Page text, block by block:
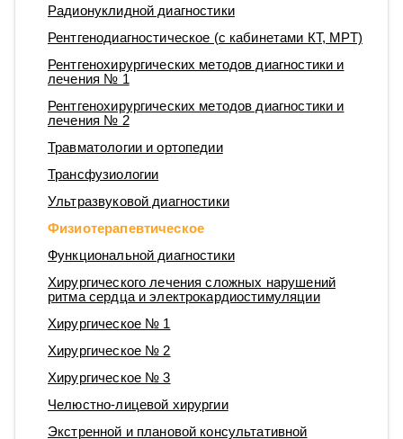
Радионуклидной диагностики
Рентгенодиагностическое (с кабинетами КТ, МРТ)
Рентгенохирургических методов диагностики и
лечения № 1
Рентгенохирургических методов диагностики и
лечения № 2
Травматологии и ортопедии
Трансфузиологии
Ультразвуковой диагностики
Физиотерапевтическое
Функциональной диагностики
Хирургического лечения сложных нарушений
ритма сердца и электрокардиостимуляции
Хирургическое № 1
Хирургическое № 2
Хирургическое № 3
Челюстно-лицевой хирургии
Экстренной и плановой консультативной